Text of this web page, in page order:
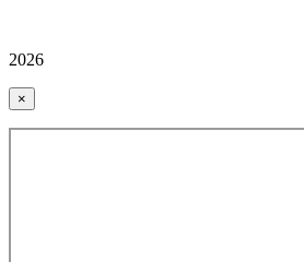
2026
×